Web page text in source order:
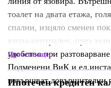
тоалет на двата етажа,
спални, изцяло сменен
входа-централен, през
удобство при
Подменени ВиК и
извършват довършителни
Прочети още
Ипотечен кредитен